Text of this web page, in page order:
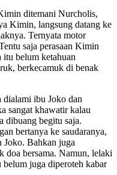
ditemani Nurcholis,
Kimin, langsung datang ke
Ternyata motor
saja perasaan Kimin
itu belum ketahuan
berkecamuk di benak
dialami ibu Joko dan
sangat khawatir kalau
dibuang begitu saja.
bertanya ke saudaranya,
Joko. Bahkan juga
doa bersama. Namun, lelaki
juga diperoteh kabar